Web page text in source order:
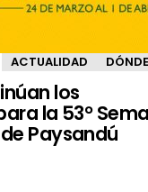
ACTUALIDAD
los
la 53°
Paysandú